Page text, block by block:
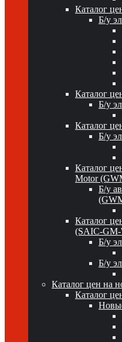
Каталог
Б/у
Каталог
Б/у
Каталог
Б/у
Каталог
Motor
Б/у
Каталог
(SAIC-
Б/у
Б/у
Каталог цен на
Каталог